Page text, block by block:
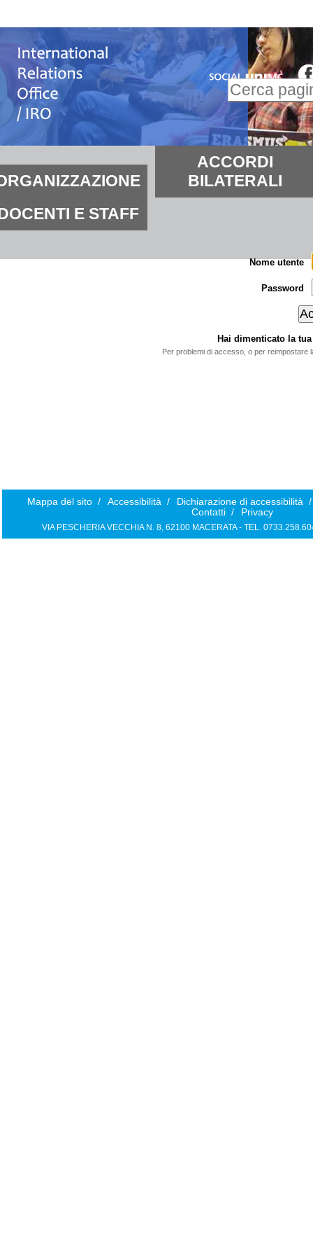
Inserire il
Ricerca
avanzata…
ACCORDI
BILATERALI
E STAFF
Nome utente
Password
Hai dimenticato la
Per problemi di accesso, o per reimpostare
Mappa del sito / Accessibilità / Dichiarazione di accessibilità /
Contatti / Privacy
VIA PESCHERIA VECCHIA N. 8, 62100 MACERATA - TEL.